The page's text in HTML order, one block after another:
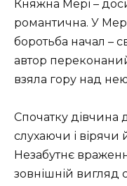
Княжна Мері –
романтична. У
боротьба начал –
автор
взяла гору над
Спочатку дівчина
слухаючи і
Незабутнє
зовнішній вигляд